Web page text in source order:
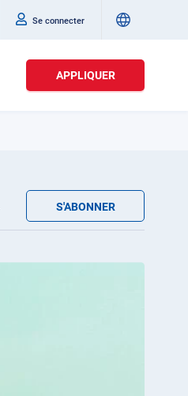
Se connecter
APPLIQUER
S'ABONNER